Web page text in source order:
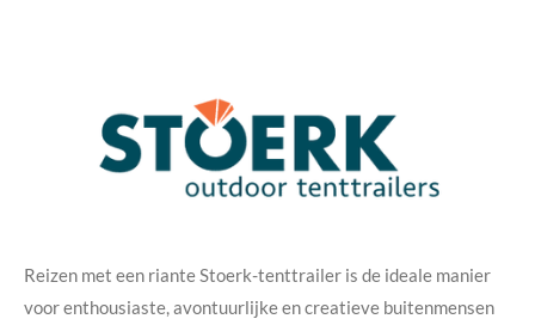
Reizen met een riante Stoerk-tenttrailer is de ideale manier
voor enthousiaste, avontuurlijke en creatieve buitenmensen